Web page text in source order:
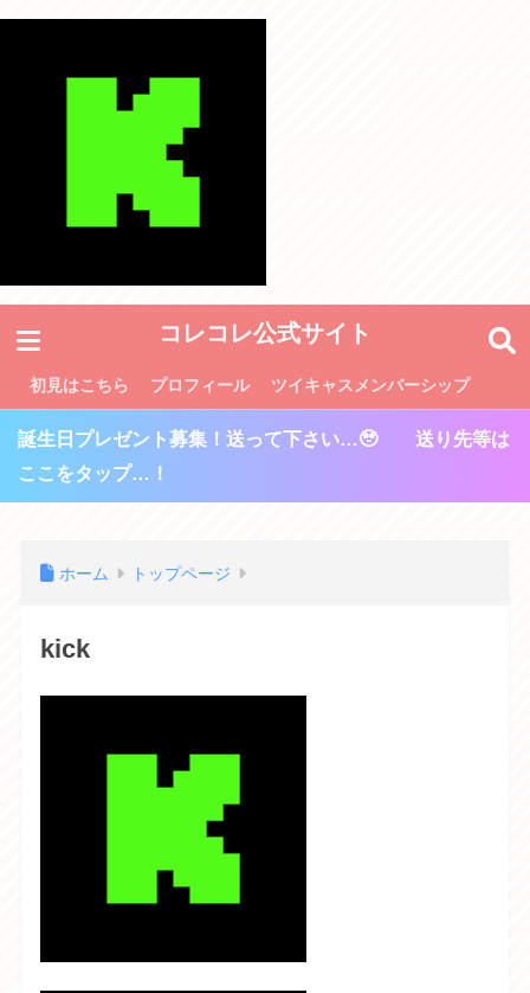
コレコレ公式サイト
初見はこちら プロフィール ツイキャスメンバーシップ
誕生日プレゼント募集！送って下さい…🥹 送り先等は
ここをタップ…！
ホーム トップページ
kick